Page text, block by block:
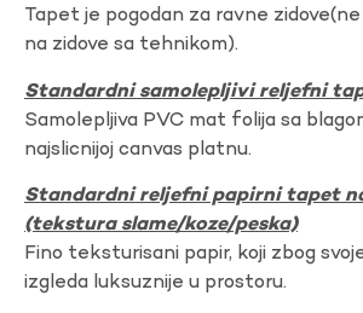
Tapet je pogodan za ravne
na zidove sa tehnikom).
Standardni samolepljivi reljefni
Samolepljiva PVC mat folija sa
najslicnijoj canvas platnu.
Standardni reljefni papirni tapet
(tekstura slame/koze/peska)
Fino teksturisani papir, koji zbog
izgleda luksuznije u prostoru.